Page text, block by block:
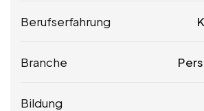
Berufserfahrung
Branche
Bildung